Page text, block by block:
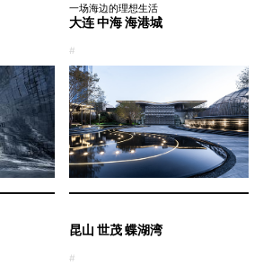
一场海边的理想生活
大连 中海 海港城
#
昆山 世茂 蝶湖湾
#